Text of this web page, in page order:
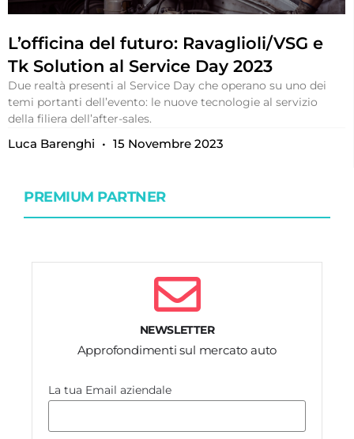
L’officina del futuro: Ravaglioli/VSG e
Tk Solution al Service Day 2023
Due realtà presenti al Service Day che operano su uno dei
temi portanti dell’evento: le nuove tecnologie al servizio
della filiera dell’after-sales.
Luca Barenghi 15 Novembre 2023
PREMIUM PARTNER
NEWSLETTER
Approfondimenti sul mercato auto
La tua Email aziendale